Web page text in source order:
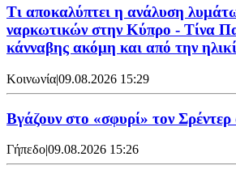
Τι αποκαλύπτει η ανάλυση
ναρκωτικών στην Κύπρο - Τίνα
κάνναβης ακόμη και από την
Κοινωνία|09.08.2026 15:29
Bγάζουν στο «σφυρί» τον
Γήπεδο|09.08.2026 15:26